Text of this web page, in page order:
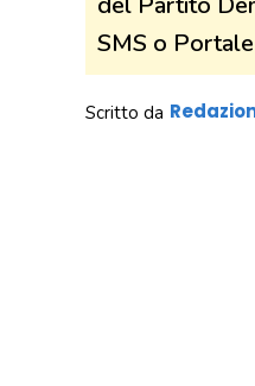
SMS o
Scritto da